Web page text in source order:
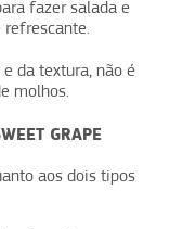
fazer salada e
refrescante.
da textura, não é
molhos.
GRAPE
aos dois tipos